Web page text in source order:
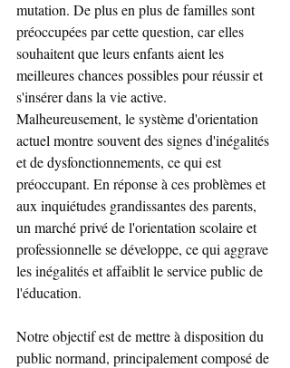
mutation. De plus en plus de familles sont
préoccupées par cette question, car elles
souhaitent que leurs enfants aient les
meilleures chances possibles pour réussir et
s'insérer dans la vie active.
Malheureusement, le système d'orientation
actuel montre souvent des signes d'inégalités
et de dysfonctionnements, ce qui est
préoccupant. En réponse à ces problèmes et
aux inquiétudes grandissantes des parents,
un marché privé de l'orientation scolaire et
professionnelle se développe, ce qui aggrave
les inégalités et affaiblit le service public de
l'éducation.
Notre objectif est de mettre à disposition du
public normand, principalement composé de